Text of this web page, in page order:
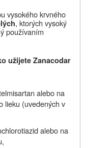
vysokého krvného
, ktorých vysoký
používaním
užijete Zanacodar
alebo na
lieku (uvedených v
alebo na